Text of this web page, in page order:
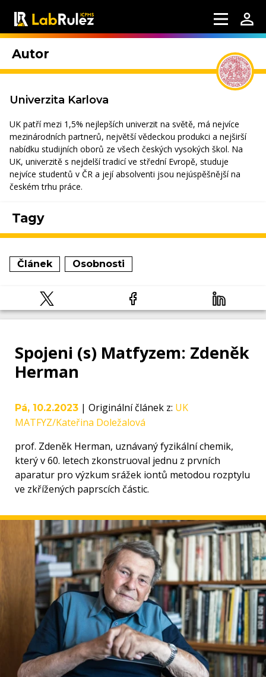
Autor
Univerzita Karlova
UK patří mezi 1,5% nejlepších univerzit na světě, má nejvíce
mezinárodních partnerů, největší vědeckou produkci a nejširší
nabídku studijních oborů ze všech českých vysokých škol. Na
UK, univerzitě s nejdelší tradicí ve střední Evropě, studuje
nejvíce studentů v ČR a její absolventi jsou nejúspěšnější na
českém trhu práce.
Tagy
Článek Osobnosti
Spojeni (s) Matfyzem: Zdeněk
Herman
Pá, 10.2.2023 | Originální článek z: UK
MATFYZ/Kateřina Doležalová
prof. Zdeněk Herman, uznávaný fyzikální chemik,
který v 60. letech zkonstruoval jednu z prvních
aparatur pro výzkum srážek iontů metodou rozptylu
ve zkřížených paprscích částic.